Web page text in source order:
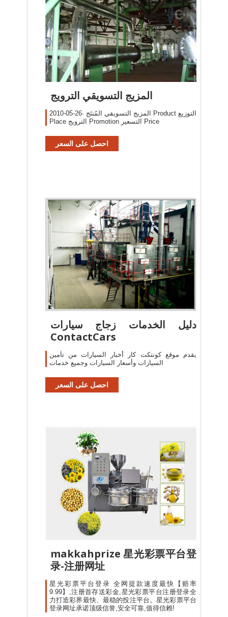
المزيج التسويقي الترويج
2010-05-26· المزيج التسويقي المُنتَج Product التوزيع
Place الترويج Promotion التسعير Price
احصل على السعر
دليل الخدمات زجاج سيارات
ContactCars
يقدم موقع كونتكت كار أخبار السيارات من تأمين
السيارات وأسعار السيارات وجميع خدمات
احصل على السعر
makkahprize 星光彩票平台登
录-注册网址
星光彩票平台登录 全网提款速度最快【赔率
9.99】,注册首存送彩金,星光彩票平台注册登录全
力打造彩界最快、最稳的投注平台。星光彩票平台
登录网址承诺顶级信誉,安全可靠,值得信赖!